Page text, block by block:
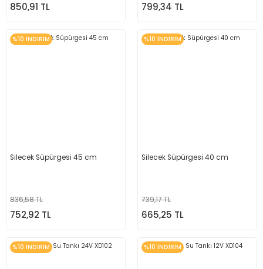
850,91 TL 799,34 TL
%10 İNDİRİM
Silecek Süpürgesi 45 cm
836,58 TL
752,92 TL
%10 İNDİRİM
Silecek Süpürgesi 40 cm
739,17 TL
665,25 TL
%10 İNDİRİM %10 İNDİRİM